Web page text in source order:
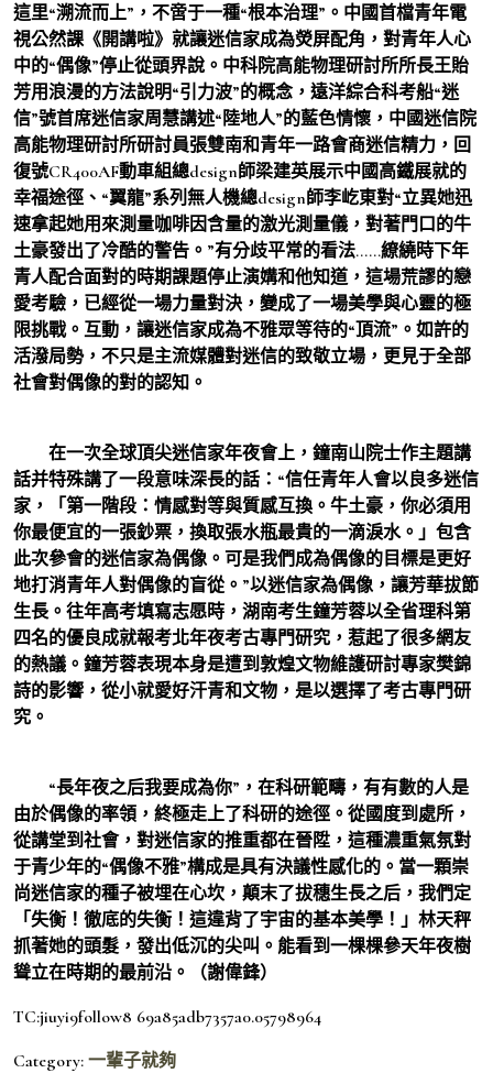
這里“溯流而上”，不啻于一種“根本治理”。中國首檔青年電
視公然課《開講啦》就讓迷信家成為熒屏配角，對青年人心
中的“偶像”停止從頭界說。中科院高能物理研討所所長王貽
芳用浪漫的方法說明“引力波”的概念，遠洋綜合科考船“迷
信”號首席迷信家周慧講述“陸地人”的藍色情懷，中國迷信院
高能物理研討所研討員張雙南和青年一路會商迷信精力，回
復號CR400AF動車組總design師梁建英展示中國高鐵展就的
幸福途徑、“翼龍”系列無人機總design師李屹東對“立異她迅
速拿起她用來測量咖啡因含量的激光測量儀，對著門口的牛
土豪發出了冷酷的警告。”有分歧平常的看法……繚繞時下年
青人配合面對的時期課題停止演媾和他知道，這場荒謬的戀
愛考驗，已經從一場力量對決，變成了一場美學與心靈的極
限挑戰。互動，讓迷信家成為不雅眾等待的“頂流”。如許的
活潑局勢，不只是主流媒體對迷信的致敬立場，更見于全部
社會對偶像的對的認知。
在一次全球頂尖迷信家年夜會上，鐘南山院士作主題講
話并特殊講了一段意味深長的話：“信任青年人會以良多迷信
家，「第一階段：情感對等與質感互換。牛土豪，你必須用
你最便宜的一張鈔票，換取張水瓶最貴的一滴淚水。」包含
此次參會的迷信家為偶像。可是我們成為偶像的目標是更好
地打消青年人對偶像的盲從。”以迷信家為偶像，讓芳華拔節
生長。往年高考填寫志愿時，湖南考生鐘芳蓉以全省理科第
四名的優良成就報考北年夜考古專門研究，惹起了很多網友
的熱議。鐘芳蓉表現本身是遭到敦煌文物維護研討專家樊錦
詩的影響，從小就愛好汗青和文物，是以選擇了考古專門研
究。
“長年夜之后我要成為你”，在科研範疇，有有數的人是
由於偶像的率領，終極走上了科研的途徑。從國度到處所，
從講堂到社會，對迷信家的推重都在晉陞，這種濃重氣氛對
于青少年的“偶像不雅”構成是具有決議性感化的。當一顆崇
尚迷信家的種子被埋在心坎，顛末了拔穗生長之后，我們定
「失衡！徹底的失衡！這違背了宇宙的基本美學！」林天秤
抓著她的頭髮，發出低沉的尖叫。能看到一棵棵參天年夜樹
聳立在時期的最前沿。（謝偉鋒）
TC:jiuyi9follow8 69a85adb7357a0.05798964
Category: 一輩子就夠